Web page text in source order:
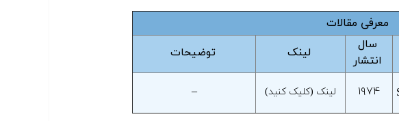
معرفی مقالات
سال
انتشار
لینک توضیحات
۱۹۷۴ لینک (کلیک کنید) –